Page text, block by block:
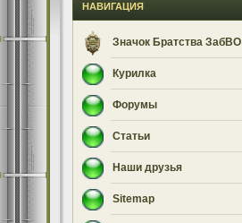
НАВИГАЦИЯ
Значок Братства ЗабВО
Курилка
Форумы
Статьи
Наши друзья
Sitemap